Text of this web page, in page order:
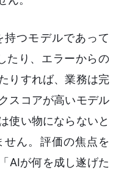
持つモデルであって
たり、エラーからの
りすれば、業務は完
スコアが高いモデル
使い物にならないと
ん。評価の焦点を
AIが何を成し遂げた